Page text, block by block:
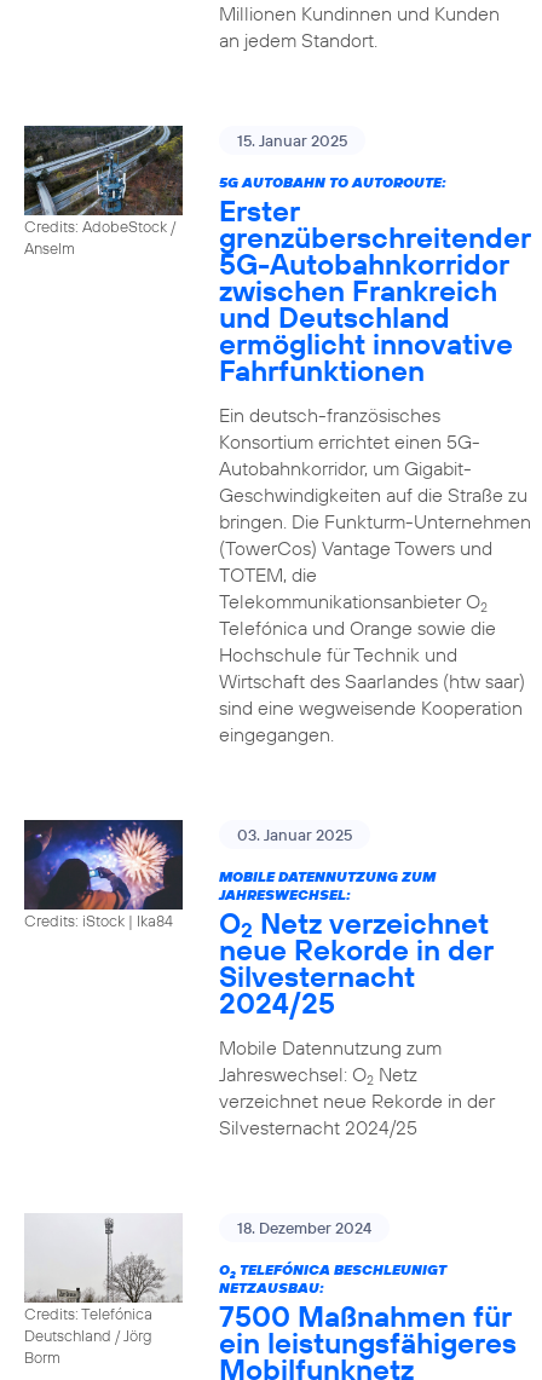
Millionen Kundinnen und Kunden
an jedem Standort.
Credits: AdobeStock /
Anselm
15. Januar 2025
5G AUTOBAHN TO AUTOROUTE:
Erster
grenzüberschreitender
5G-Autobahnkorridor
zwischen Frankreich
und Deutschland
ermöglicht innovative
Fahrfunktionen
Ein deutsch-französisches
Konsortium errichtet einen 5G-
Autobahnkorridor, um Gigabit-
Geschwindigkeiten auf die Straße zu
bringen. Die Funkturm-Unternehmen
(TowerCos) Vantage Towers und
TOTEM, die
Telekommunikationsanbieter O2
Telefónica und Orange sowie die
Hochschule für Technik und
Wirtschaft des Saarlandes (htw saar)
sind eine wegweisende Kooperation
eingegangen.
Credits: iStock | Ika84
03. Januar 2025
MOBILE DATENNUTZUNG ZUM
JAHRESWECHSEL:
O2 Netz verzeichnet
neue Rekorde in der
Silvesternacht
2024/25
Mobile Datennutzung zum
Jahreswechsel: O2Netz
verzeichnet neue Rekorde in der
Silvesternacht 2024/25
Credits: Telefónica
Deutschland / Jörg
Borm
18. Dezember 2024
O2TELEFÓNICA BESCHLEUNIGT
NETZAUSBAU:
7500 Maßnahmen für
ein leistungsfähigeres
Mobilfunknetz